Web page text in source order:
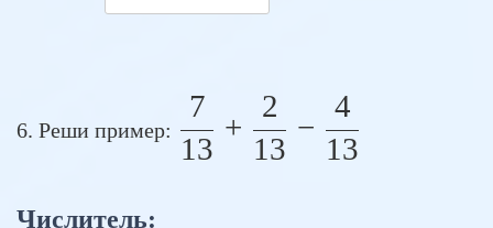
6. Реши пример:
\frac{7}{13} +
13
7
+
13
2
−
13
4
Числитель: